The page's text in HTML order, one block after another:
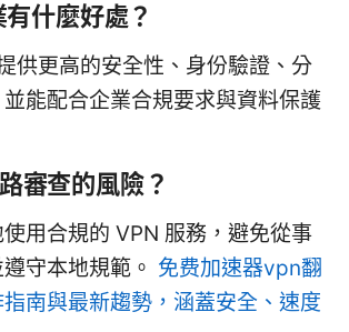
什麼好處？
供更高的安全性、身份驗證、分
能配合企業合規要求與資料保護
審查的風險？
用合規的 VPN 服務，避免從事
守本地規範。 免费加速器vpn翻
南與最新趨勢，涵蓋安全、速度